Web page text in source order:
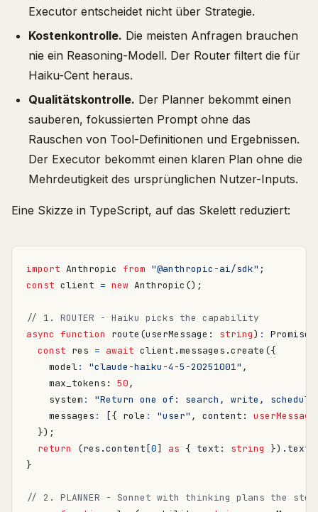
Executor entscheidet nicht über Strategie.
Kostenkontrolle. Die meisten Anfragen brauchen
nie ein Reasoning-Modell. Der Router filtert die für
Haiku-Cent heraus.
Qualitätskontrolle. Der Planner bekommt einen
sauberen, fokussierten Prompt ohne das
Rauschen von Tool-Definitionen und Ergebnissen.
Der Executor bekommt einen klaren Plan ohne die
Mehrdeutigkeit des ursprünglichen Nutzer-Inputs.
Eine Skizze in TypeScript, auf das Skelett reduziert:
import Anthropic from "@anthropic-ai/sdk" ;
const client = new Anthropic ();
async
function route (userMessage : string) : Promise
const res = await client .messages .create ({
model: "claude-haiku-4-5-20251001" ,
max_tokens : 50,
system :
"Return one of: search, write,
messages : [{ role : "user" , content : userMessage
});
return
(res .content [0] as { text : string }). text
}